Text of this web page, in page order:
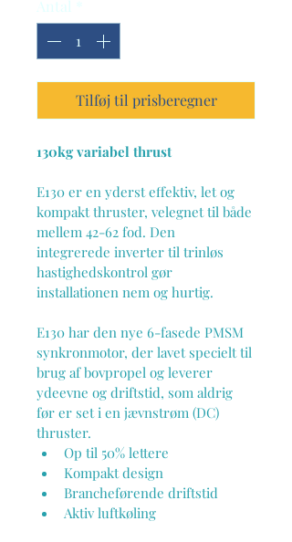
Antal *
Tilføj til prisberegner
130kg variabel thrust
E130 er en yderst effektiv, let og
kompakt thruster, velegnet til både
mellem 42-62 fod. Den
integrerede inverter til trinløs
hastighedskontrol gør
installationen nem og hurtig.
E130 har den nye 6-fasede PMSM
synkronmotor, der lavet specielt til
brug af bovpropel og leverer
ydeevne og driftstid, som aldrig
før er set i en jævnstrøm (DC)
thruster.
Op til 50% lettere
Kompakt design
Brancheførende driftstid
Aktiv luftkøling